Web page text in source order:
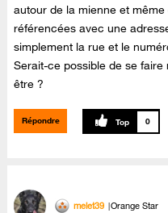
autour de la mienne et
référencées avec une
simplement la rue et le
Serait-ce possible de se
être ?
Répondre 0
melet39 Orange Star